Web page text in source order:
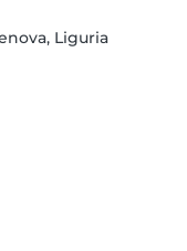
Liguria